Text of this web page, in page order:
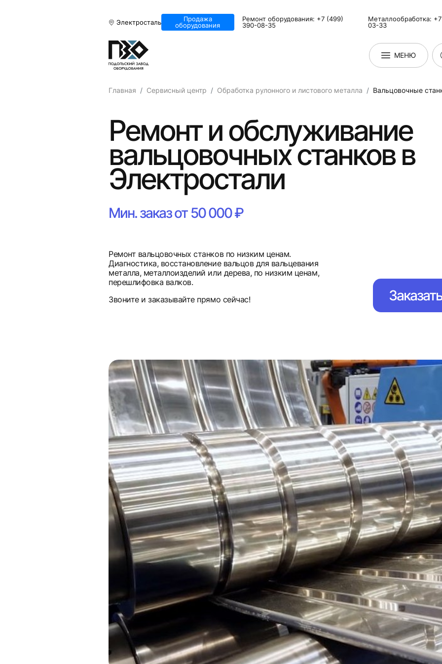
Электросталь
Продажа
оборудования
Ремонт оборудования: +7 (499)
390-08-35
Металлообработка:
03-33
МЕНЮ
Главная Сервисный центр Обработка рулонного и листового металла Вальцовочные
Ремонт и обслуживание
вальцовочных станков в
Электростали
Мин. заказ от 50 000 ₽
Ремонт вальцовочных станков по низким ценам.
Диагностика, восстановление вальцов для вальцевания
металла, металлоизделий или дерева, по низким ценам,
перешлифовка валков.
Звоните и заказывайте прямо сейчас!